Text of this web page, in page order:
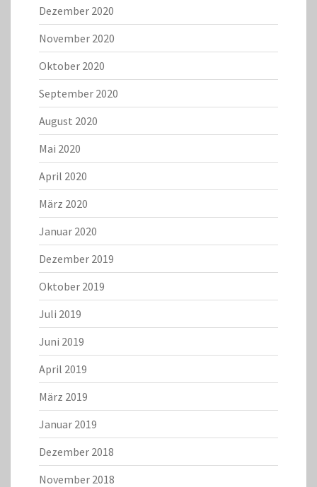
Dezember 2020
November 2020
Oktober 2020
September 2020
August 2020
Mai 2020
April 2020
März 2020
Januar 2020
Dezember 2019
Oktober 2019
Juli 2019
Juni 2019
April 2019
März 2019
Januar 2019
Dezember 2018
November 2018